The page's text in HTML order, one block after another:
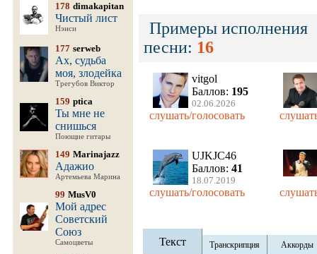
178 dimakapitan
Чистый лист
Нэнси
177 serweb
Ах, судьба
моя, злодейка
Трегубов Виктор
159 ptica
Ты мне не
снишься
Поющие гитары
149 Marinajazz
Адажио
Артемьева Марина
99 MusV0
Мой адрес
Советский
Союз
Самоцветы
Примеры исполнения
песни: 16
vitgol
Баллов: 195
02.06.2026
слушать/голосовать
UJKJC46
Баллов: 41
18.07.2019
слушать/голосовать
Текст Транскрипция Аккорды